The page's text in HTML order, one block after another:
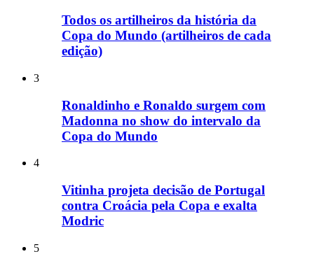
Todos os artilheiros da história da
Copa do Mundo (artilheiros de cada
edição)
3
Ronaldinho e Ronaldo surgem com
Madonna no show do intervalo da
Copa do Mundo
4
Vitinha projeta decisão de Portugal
contra Croácia pela Copa e exalta
Modric
5